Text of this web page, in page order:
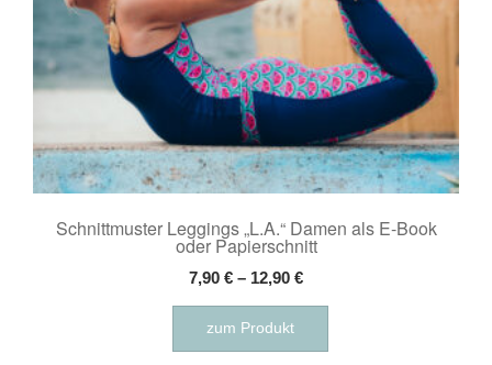
werden
Schnittmuster Leggings „L.A.“ Damen als E-Book
oder Papierschnitt
7,90 € – 12,90 €
zum Produkt
Dieses
weist